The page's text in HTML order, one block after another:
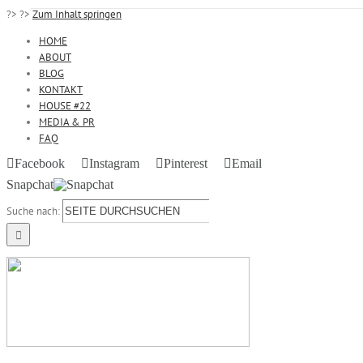
?> ?> Zum Inhalt springen
HOME
ABOUT
BLOG
KONTAKT
HOUSE #22
MEDIA & PR
FAQ
Facebook
Instagram Pinterest
Email
Snapchat
Suche nach: